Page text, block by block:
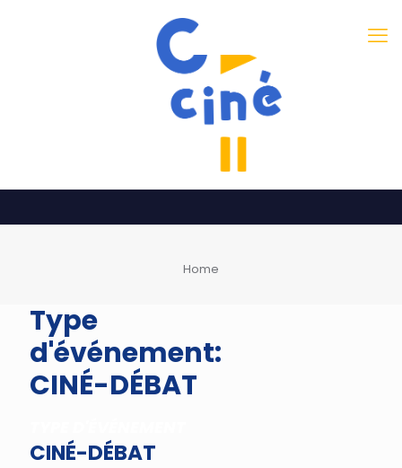
Home
Type
d'événement:
CINÉ-DÉBAT
CINÉ-DÉBAT